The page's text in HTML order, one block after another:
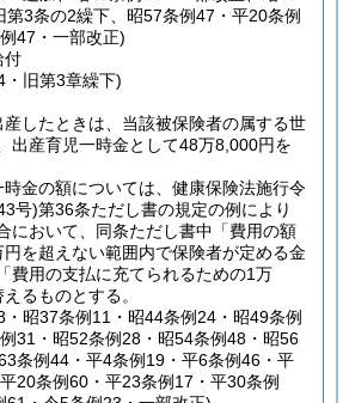
第3条の2繰下、昭57条例47・平20条例
47・一部改正)
付
旧第3章繰下)
したときは、当該被保険者の属する世
出産育児一時金として48万8,000円を
金の額については、健康保険法施行令
号)第36条ただし書の規定の例により
において、同条ただし書中「費用の額
を超えない範囲内で保険者が定める金
費用の支払に充てられるための1万
るものとする。
昭37条例11・昭44条例24・昭49条例
31・昭52条例28・昭54条例48・昭56
条例44・平4条例19・平6条例46・平
20条例60・平23条例17・平30条例